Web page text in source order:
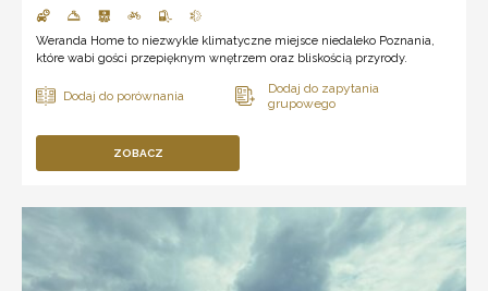
Weranda Home to niezwykle klimatyczne miejsce niedaleko Poznania,
które wabi gości przepięknym wnętrzem oraz bliskością przyrody.
ZOBACZ